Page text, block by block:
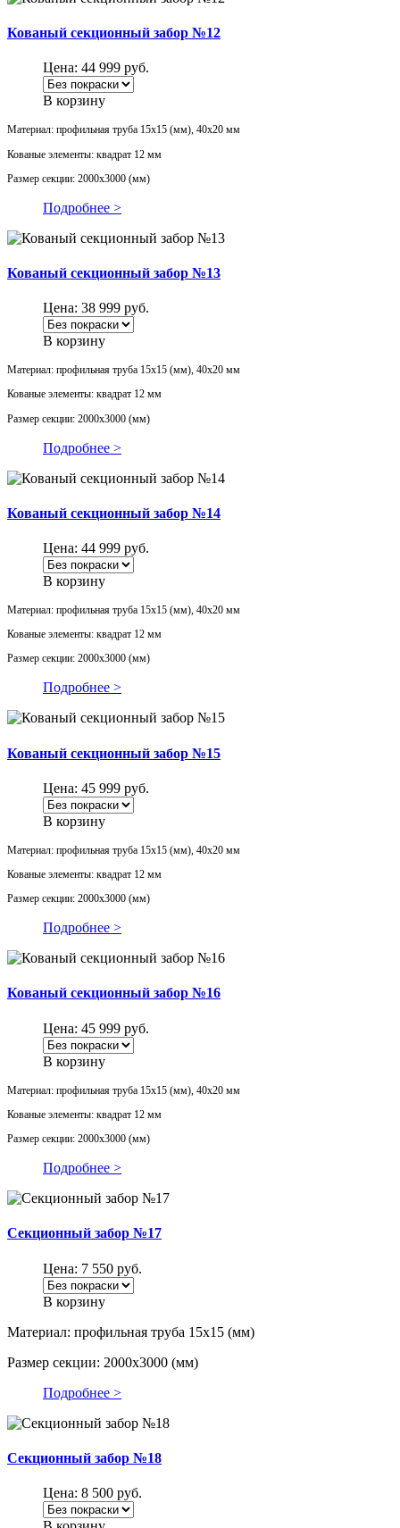
Кованый секционный забор №12
Цена: 44 999 руб.
В корзину
Материал: профильная труба 15х15 (мм), 40х20 мм
Кованые элементы: квадрат 12 мм
Размер секции: 2000х3000 (мм)
Подробнее >
Кованый секционный забор №13
Цена: 38 999 руб.
В корзину
Материал: профильная труба 15х15 (мм), 40х20 мм
Кованые элементы: квадрат 12 мм
Размер секции: 2000х3000 (мм)
Подробнее >
Кованый секционный забор №14
Цена: 44 999 руб.
В корзину
Материал: профильная труба 15х15 (мм), 40х20 мм
Кованые элементы: квадрат 12 мм
Размер секции: 2000х3000 (мм)
Подробнее >
Кованый секционный забор №15
Цена: 45 999 руб.
В корзину
Материал: профильная труба 15х15 (мм), 40х20 мм
Кованые элементы: квадрат 12 мм
Размер секции: 2000х3000 (мм)
Подробнее >
Кованый секционный забор №16
Цена: 45 999 руб.
В корзину
Материал: профильная труба 15х15 (мм), 40х20 мм
Кованые элементы: квадрат 12 мм
Размер секции: 2000х3000 (мм)
Подробнее >
Секционный забор №17
Цена: 7 550 руб.
В корзину
Материал: профильная труба 15х15 (мм)
Размер секции: 2000х3000 (мм)
Подробнее >
Секционный забор №18
Цена: 8 500 руб.